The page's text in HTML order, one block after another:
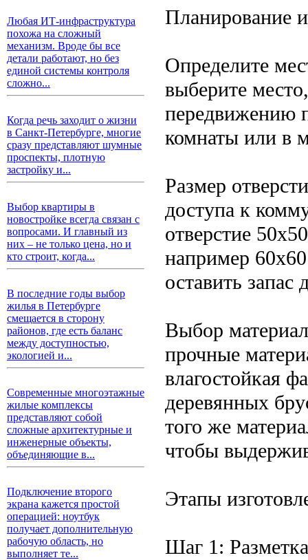
Любая ИТ-инфраструктура
похожа на сложный
механизм. Вроде бы все
детали работают, но без
единой системы контроля
сложно...
Когда речь заходит о жизни
в Санкт-Петербурге, многие
сразу представляют шумные
проспекты, плотную
застройку и...
Выбор квартиры в
новостройке всегда связан с
вопросами. И главный из
них – не только цена, но и
кто строит, когда...
В последние годы выбор
жилья в Петербурге
смещается в сторону
районов, где есть баланс
между доступностью,
экологией и...
Современные многоэтажные
жилые комплексы
представляют собой
сложные архитектурные и
инженерные объекты,
объединяющие в...
Подключение второго
экрана кажется простой
операцией: ноутбук
получает дополнительную
рабочую область, но
выполняет те...
Планирование
Определите
выберите
передвижению
комнаты или в
Размер
доступа к
отверстие
например
оставить
Выбор
прочные
влагостойкая
деревянных
того же
чтобы
Этапы
Шаг 1: